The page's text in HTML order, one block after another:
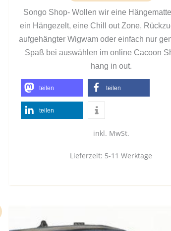
Songo Shop- Wollen wir eine
ein Hängezelt, eine Chill out Zone,
aufgehängter Wigwam oder einfach nur
Spaß bei auswählen im online Cacoon
hang in out.
teilen teilen
teilen
inkl. MwSt.
Lieferzeit: 5-11 Werktage
war: